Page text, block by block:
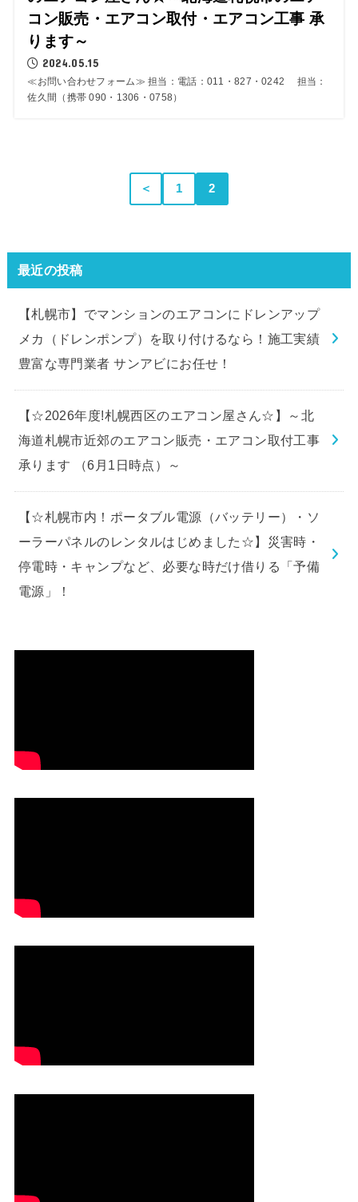
コン販売・エアコン取付・エアコン工事 承
ります～
2024.05.15
≪お問い合わせフォーム≫ 担当：電話：011・827・0242 担当：
佐久間（携帯 090・1306・0758）
＜ 1 2
最近の投稿
【札幌市】でマンションのエアコンにドレンアップ
メカ（ドレンポンプ）を取り付けるなら！施工実績
豊富な専門業者 サンアビにお任せ！
【☆2026年度!札幌西区のエアコン屋さん☆】～北
海道札幌市近郊のエアコン販売・エアコン取付工事
承ります （6月1日時点）～
【☆札幌市内！ポータブル電源（バッテリー）・ソ
ーラーパネルのレンタルはじめました☆】災害時・
停電時・キャンプなど、必要な時だけ借りる「予備
電源」！